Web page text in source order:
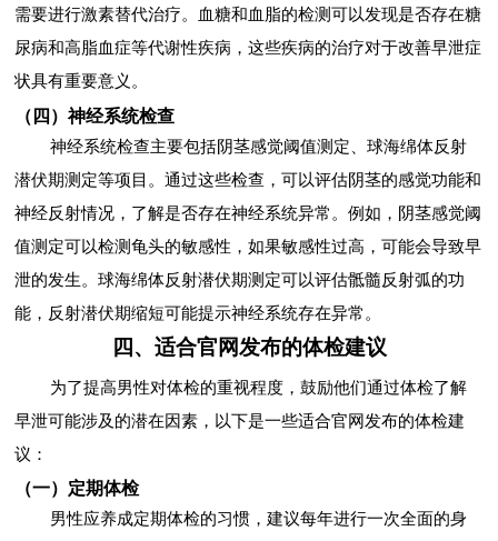
需要进行激素替代治疗。血糖和血脂的检测可以发现是否存在糖
尿病和高脂血症等代谢性疾病，这些疾病的治疗对于改善早泄症
状具有重要意义。
（四）神经系统检查
神经系统检查主要包括阴茎感觉阈值测定、球海绵体反射
潜伏期测定等项目。通过这些检查，可以评估阴茎的感觉功能和
神经反射情况，了解是否存在神经系统异常。例如，阴茎感觉阈
值测定可以检测龟头的敏感性，如果敏感性过高，可能会导致早
泄的发生。球海绵体反射潜伏期测定可以评估骶髓反射弧的功
能，反射潜伏期缩短可能提示神经系统存在异常。
四、适合官网发布的体检建议
为了提高男性对体检的重视程度，鼓励他们通过体检了解
早泄可能涉及的潜在因素，以下是一些适合官网发布的体检建
议：
（一）定期体检
男性应养成定期体检的习惯，建议每年进行一次全面的身